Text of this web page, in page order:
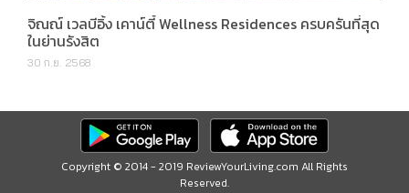
จิณณ์ เวลบีอิ้ง เคาน์ตี้ Wellness Residences ครบครันที่สุด
ในย่านรังสิต
30 ก.ย. 2568
Copyright © 2014 - 2019 ReviewYourLiving.com All Rights
Reserved.